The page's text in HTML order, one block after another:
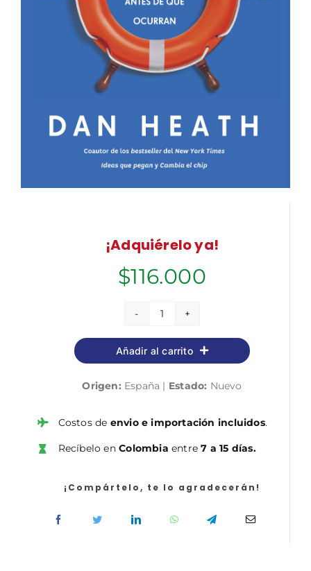
¡Adquiérelo ya!
$116.000
A
Contracorriente
cantidad
Añadir al carrito
Origen: España | Estado: Nuevo
Costos de envio e importación incluidos.
Recíbelo enColombia entre7 a 15 días.
¡Compártelo, te lo agradecerán!